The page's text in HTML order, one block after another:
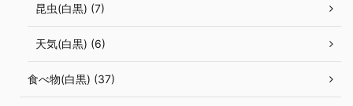
昆虫(白黒) (7)
天気(白黒) (6)
食べ物(白黒) (37)